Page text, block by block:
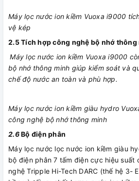
Máy lọc nước ion kiềm Vuoxa i9000
vệ kép
2.5 Tích hợp công nghệ bộ nhớ thông
Máy lọc nước ion kiềm Vuoxa i9000
bộ nhớ thông minh giúp kiểm soát và
chế độ nước an toàn và phù hợp.
Máy lọc nước ion kiềm giàu hydro
công nghệ bộ nhớ thông minh
2.6Bộ điện phân
Máy lọc nước lọc nước ion kiềm giàu
bộ điện phân 7 tấm điện cực hiệu
nghệ Tripple Hi-Tech DARC (thế hệ 3-